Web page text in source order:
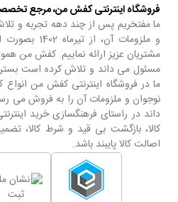
فروشگاه اینترنتی کفش من، مرجع
ما مفتخریم پس از چند دهه تجربه و
و ملزومات
مشتریان عزیز ارائه نماییم. کفش من
مسئول می داند و تلاش کرده است
ما در فروشگاه اینترنتی کفش من انواع
نوجوان و ملزومات آن را به فروش می
داند در راستای فرهنگسازی خرید
کالا، بازگشت بی قید و شرط کالا،
اصالت کالا پایبند باشد.